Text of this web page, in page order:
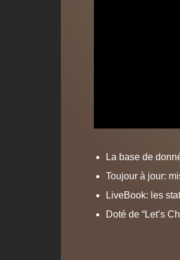
La base de
Toujour à jour:
LiveBook: les
Doté de “Let’s